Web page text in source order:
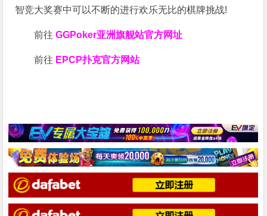
智竞大奖赛中可以不断的进行欢乐无比的棋牌挑战!
前往GGPoker亚洲旗舰站官方网址
前往 EPCP扑克官方网站